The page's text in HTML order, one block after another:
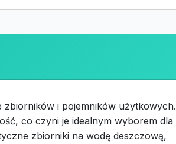
zbiorników i pojemników użytkowych.
co czyni je idealnym wyborem dla
zbiorniki na wodę deszczową,